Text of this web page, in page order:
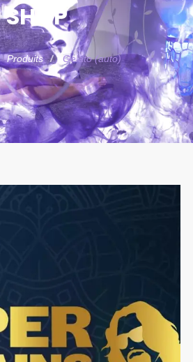
SHOP
Produits Gelato (auto)